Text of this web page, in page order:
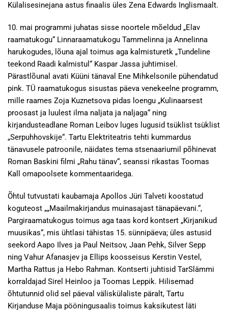
Külalisesinejana astus finaalis üles Zena Edwards Inglismaalt.
10. mai programmi juhatas sisse noortele mõeldud „Elav
raamatukogu“ Linnaraamatukogu Tammelinna ja Annelinna
harukogudes, lõuna ajal toimus aga kalmisturetk „Tundeline
teekond Raadi kalmistul“ Kaspar Jassa juhtimisel.
Pärastlõunal avati Küüni tänaval Ene Mihkelsonile pühendatud
pink. TÜ raamatukogus sisustas päeva venekeelne programm,
mille raames Zoja Kuznetsova pidas loengu „Kulinaarsest
proosast ja luulest ilma naljata ja naljaga“ ning
kirjandusteadlane Roman Leibov luges lugusid tsüklist tsüklist
„Serpuhhovskije“. Tartu Elektriteatris tehti kummardus
tänavusele patroonile, näidates tema stsenaariumil põhinevat
Roman Baskini filmi „Rahu tänav“, seanssi rikastas Toomas
Kall omapoolsete kommentaaridega.
Õhtul tutvustati kaubamaja Apollos Jüri Talveti koostatud
koguteost „„Maailmakirjandus muinasajast tänapäevani.“,
Pargiraamatukogus toimus aga taas kord kontsert „Kirjanikud
muusikas“, mis ühtlasi tähistas 15. sünnipäeva; üles astusid
seekord Aapo Ilves ja Paul Neitsov, Jaan Pehk, Silver Sepp
ning Vahur Afanasjev ja Ellips koosseisus Kerstin Vestel,
Martha Rattus ja Hebo Rahman. Kontserti juhtisid TarSlämmi
korraldajad Sirel Heinloo ja Toomas Leppik. Hilisemad
õhtutunnid olid sel päeval väliskülaliste päralt, Tartu
Kirjanduse Maja pööningusaalis toimus kaksikutest läti